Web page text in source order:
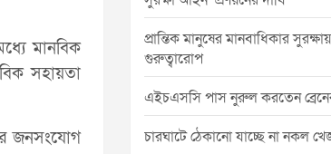
মানবিক
সহায়তা
জনসংযোগ
প্রান্তিক মানুষের মানবাধিকার
গুরুত্বারোপ
এইচএসসি পাস নুরুল করতেন
চারঘাটে ঠেকানো যাচ্ছে না নকল